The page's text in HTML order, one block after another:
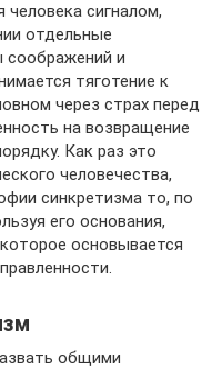
человека сигналом,
отдельные
соображений и
тяготение к
через страх перед
на возвращение
Как раз это
человечества,
синкретизма то, по
его основания,
основывается
общими